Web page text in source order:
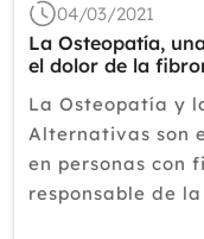
04/03/2021
La Osteopatía,
el dolor de la
La Osteopatía y
Alternativas son
en personas con
responsable de